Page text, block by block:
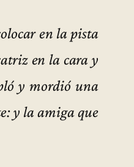
en la pista
en la cara y
y mordió una
y la amiga que